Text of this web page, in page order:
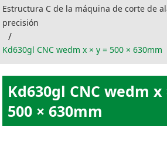
Estructura C de la máquina de corte de
precisión
Kd630gl CNC wedm x × y = 500 × 630mm
Kd630gl CNC wedm x
500 × 630mm